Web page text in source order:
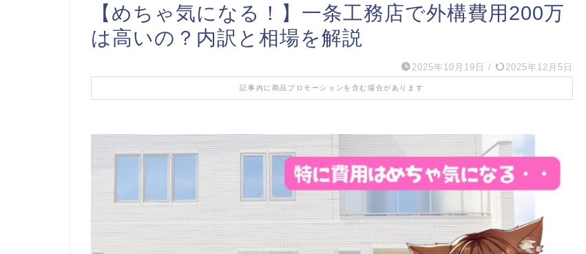
【めちゃ気になる！】一条工務店で外構費用200万
は高いの？内訳と相場を解説
2025年10月19日 / 2025年12月5日
記事内に商品プロモーションを含む場合があります